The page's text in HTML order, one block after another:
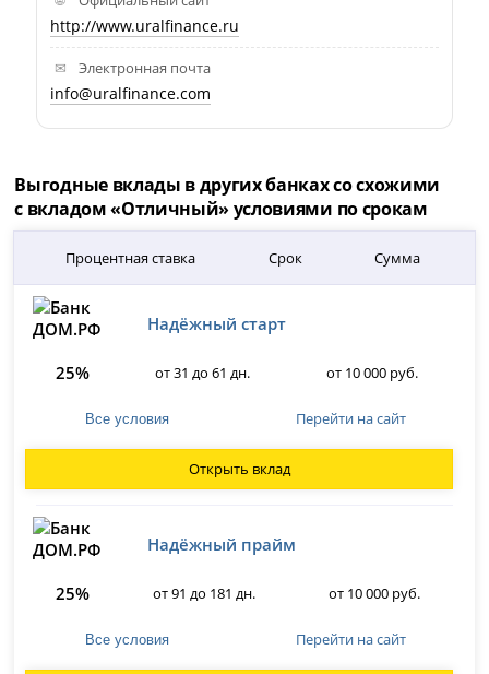
http://www.uralfinance.ru
Электронная почта
info@uralfinance.com
Выгодные вклады в других банках со схожими
с вкладом «Отличный» условиями по срокам
Процентная ставка Срок Сумма
Надёжный старт
25% от 31 до 61 дн. от 10 000 руб.
Все условия Перейти на сайт
Открыть вклад
Надёжный прайм
25% от 91 до 181 дн. от 10 000 руб.
Все условия Перейти на сайт